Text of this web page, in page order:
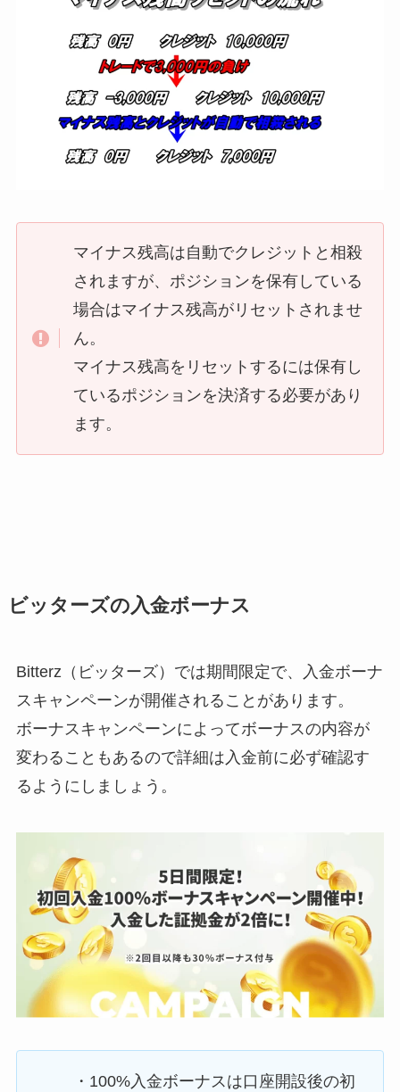
マイナス残高は自動でクレジットと相殺
されますが、ポジションを保有している
場合はマイナス残高がリセットされませ
ん。
マイナス残高をリセットするには保有し
ているポジションを決済する必要があり
ます。
ビッターズの入金ボーナス
Bitterz（ビッターズ）では期間限定で、入金ボーナ
スキャンペーンが開催されることがあります。
ボーナスキャンペーンによってボーナスの内容が
変わることもあるので詳細は入金前に必ず確認す
るようにしましょう。
・100%入金ボーナスは口座開設後の初